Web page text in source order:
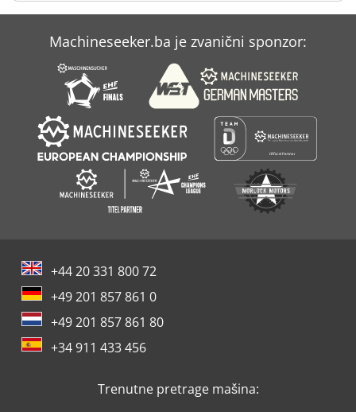
Case Ih Stx 450
Case Ih Stx 530
Case Ih Traktor
Machineseeker.ba je zvanični sponzor:
+44 20 331 800 72
+49 201 857 861 0
+49 201 857 861 80
+34 911 433 456
Trenutne pretrage mašina: